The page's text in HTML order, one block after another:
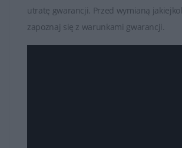
utratę gwarancji. Przed wymianą
zapoznaj się z warunkami gwarancji.